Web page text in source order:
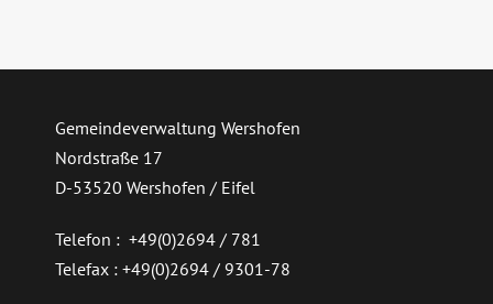
Gemeindeverwaltung Wershofen
Nordstraße 17
D-53520 Wershofen / Eifel
Telefon : +49(0)2694 / 781
Telefax : +49(0)2694 / 9301-78